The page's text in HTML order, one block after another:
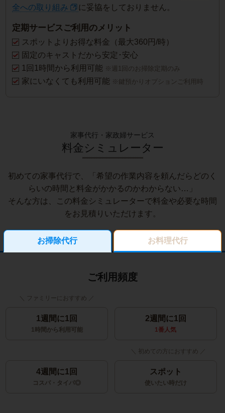
全への取り組み
に妥協をしておりません。
定期サービスご利用のメリット
スポットよりお得な料金（最大360円/時）
固定のキャストだから安定･安心
1回1時間から利用可能 ※週1回のお掃除定期のみ
家にいなくても利用可能 ※鍵預かりオプションご利用時
家事代行・家政婦サービス
料金シミュレーター
初めての家事代行で、「希望の作業内容を頼んだらどのく
らいの時間と料金がかかるのかわからない…」
そんな方は、この料金シミュレーターで料金や必要な時間
をお見積りいただけます。
お掃除代行 お料理代行
ご利用頻度
1週間に1回
1時間から利用可能
2週間に1回
1番人気
4週間に1回
コスパ・タイパ◎
スポット
使いたい時だけ